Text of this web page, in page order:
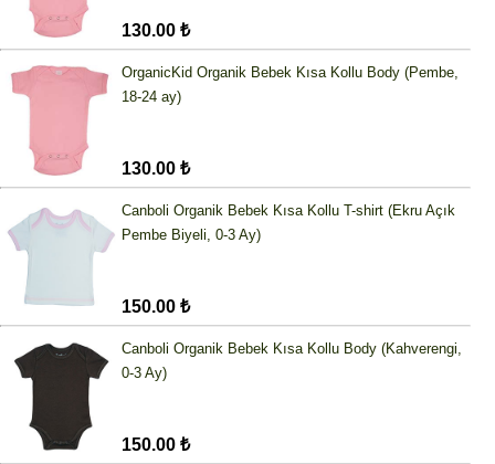
130.00 ₺
OrganicKid Organik Bebek Kısa Kollu Body (Pembe,
18-24 ay)
130.00 ₺
Canboli Organik Bebek Kısa Kollu T-shirt (Ekru Açık
Pembe Biyeli, 0-3 Ay)
150.00 ₺
Canboli Organik Bebek Kısa Kollu Body (Kahverengi,
0-3 Ay)
150.00 ₺